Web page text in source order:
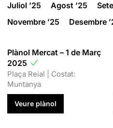
Juliol ’25
Agost ’25
Novembre ’25
Desembre
Plànol Mercat – 1 de Març
2025
Plaça Reial | Costat:
Muntanya
Veure plànol